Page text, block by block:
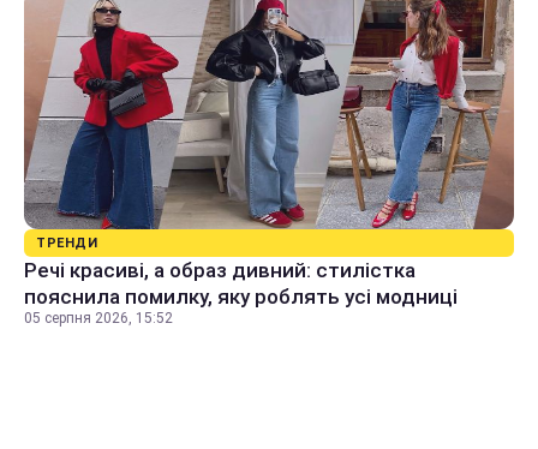
ТРЕНДИ
Речі красиві, а образ дивний: стилістка
пояснила помилку, яку роблять усі модниці
05 серпня 2026, 15:52